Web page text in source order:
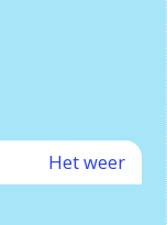
Het weer